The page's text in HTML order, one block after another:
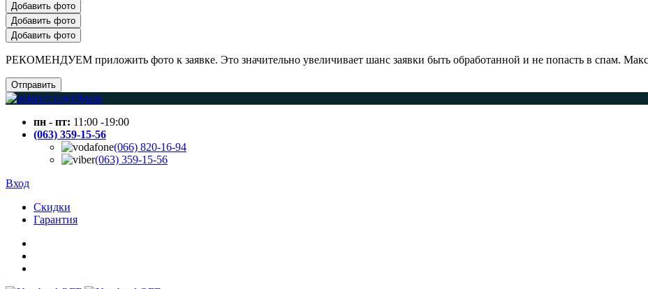
Добавить фото
Добавить фото
Добавить фото
РЕКОМЕНДУЕМ приложить фото к заявке. Это значительно увеличивает шанс заявки быть обработанной и не попасть в спам.
Отправить
пн - пт: 11:00 -19:00
(063) 359-15-56
(066) 820-16-94
(063) 359-15-56
Вход
Скидки
Гарантия